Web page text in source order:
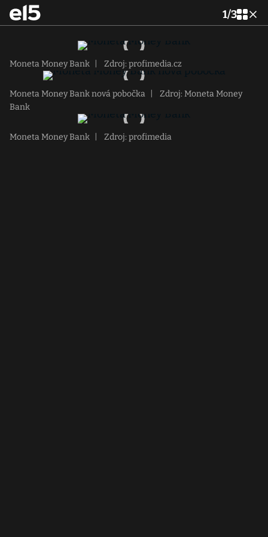
1/3
Moneta Money Bank Zdroj: profimedia.cz
Moneta Money Bank nová pobočka
Zdroj: Moneta Money
Bank
Moneta Money Bank Zdroj: profimedia